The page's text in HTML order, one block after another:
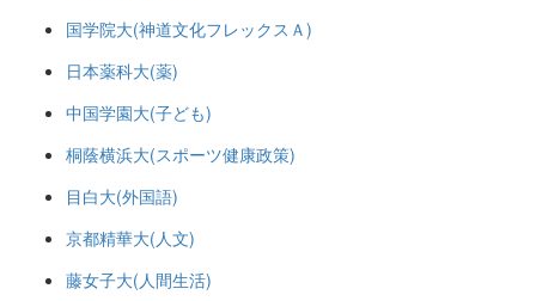
国学院大(神道文化フレックスＡ)
日本薬科大(薬)
中国学園大(子ども)
桐蔭横浜大(スポーツ健康政策)
目白大(外国語)
京都精華大(人文)
藤女子大(人間生活)